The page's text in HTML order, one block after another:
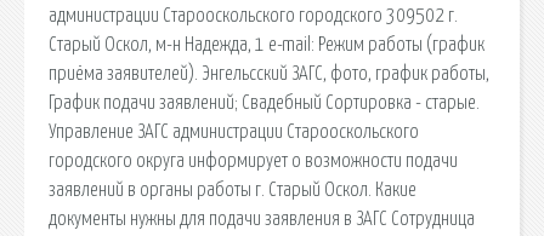
администрации Старооскольского городского 309502 г.
Старый Оскол, м-н Надежда, 1 e-mail: Режим работы (график
приёма заявителей). Энгельсский ЗАГС, фото, график работы,
График подачи заявлений; Свадебный Сортировка - старые.
Управление ЗАГС администрации Старооскольского
городского округа информирует о возможности подачи
заявлений в органы работы г. Старый Оскол. Какие
документы нужны для подачи заявления в ЗАГС Сотрудница